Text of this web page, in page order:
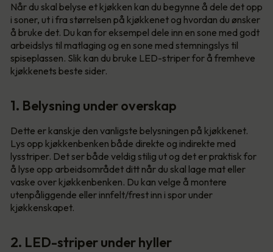
Når du skal belyse et kjøkken kan du begynne å dele det opp
i soner, ut i fra størrelsen på kjøkkenet og hvordan du ønsker
å bruke det. Du kan for eksempel dele inn en sone med godt
arbeidslys til matlaging og en sone med stemningslys til
spiseplassen. Slik kan du bruke LED-striper for å fremheve
kjøkkenets beste sider.
1. Belysning under overskap
Dette er kanskje den vanligste belysningen på kjøkkenet.
Lys opp kjøkkenbenken både direkte og indirekte med
lysstriper. Det ser både veldig stilig ut og det er praktisk for
å lyse opp arbeidsområdet ditt når du skal lage mat eller
vaske over kjøkkenbenken. Du kan velge å montere
utenpåliggende eller innfelt/frest inn i spor under
kjøkkenskapet.
2. LED-striper under hyller